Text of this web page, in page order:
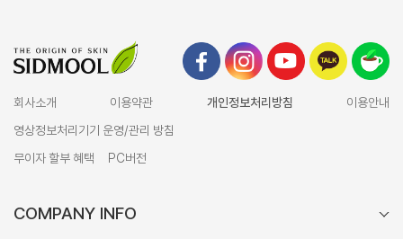
회사소개 이용약관 개인정보처리방침
이용안내
영상정보처리기기 운영/관리 방침
무이자 할부 혜택
PC버전
COMPANY INFO